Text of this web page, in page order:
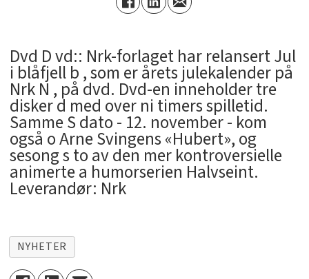
Dvd D vd:: Nrk-forlaget har relansert Jul
i blåfjell b , som er årets julekalender på
Nrk N , på dvd. Dvd-en inneholder tre
disker d med over ni timers spilletid.
Samme S dato - 12. november - kom
også o Arne Svingens «Hubert», og
sesong s to av den mer kontroversielle
animerte a humorserien Halvseint.
Leverandør: Nrk
NYHETER